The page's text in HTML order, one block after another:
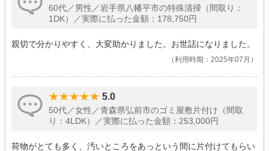
60代／男性／岩手県八幡平市の特殊清掃（間取り：
1DK）／実際に払った金額：178,750円
親切で分かりやすく、大変助かりました。お世話になりました。
利用時期：2025年07月
5.0
50代／女性／青森県弘前市のゴミ屋敷片付け（間取
り：4LDK）／実際に払った金額：253,000円
荷物がとても多く、汚いところをあっという間に片付けてもらい